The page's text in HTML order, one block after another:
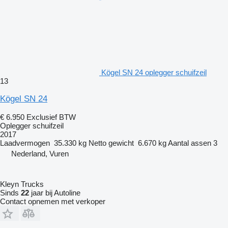
Kögel SN 24 oplegger schuifzeil
13
Kögel SN 24
€ 6.950 Exclusief BTW
Oplegger schuifzeil
2017
Laadvermogen 35.330 kg Netto gewicht 6.670 kgAantal assen 3
Nederland, Vuren
Kleyn Trucks
Sinds 22 jaar bij Autoline
Contact opnemen met verkoper